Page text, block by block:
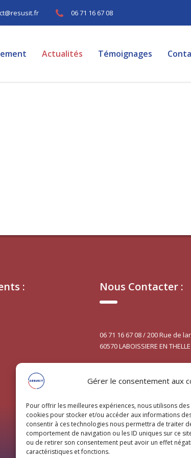
Gérer le consentement aux
Pour offrir les meilleures expériences, nous utilisons
cookies pour stocker et/ou accéder aux informations
consentir à ces technologies nous permettra de traiter
comportement de navigation ou les ID uniques sur ce
ou de retirer son consentement peut avoir un effet
caractéristiques et fonctions.
06 71 16 67 08
Actualités Témoignages
: Nous Contacter :
06 71 16 67 08 / 200 Rue de
60570 LABOISSIERE EN THELLE
Mentions légales
CGV